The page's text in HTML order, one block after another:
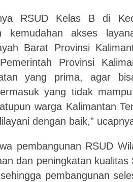
RSUD Kelas B di
kemudahan akses
Barat Provinsi
Provinsi
yang prima, agar
yang tidak
warga Kalimantan
dengan baik,”
pembangunan RSUD
dan peningkatan
pembangunan